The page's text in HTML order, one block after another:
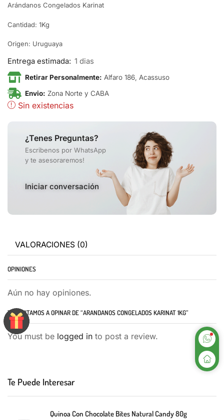
Arándanos Congelados Karinat
Cantidad: 1Kg
Origen: Uruguaya
Entrega estimada: 1 dias
Retirar Personalmente: Alfaro 186, Acassuso
Envio: Zona Norte y CABA
Sin existencias
¿Tenes Preguntas?
Escribenos por WhatsApp
y te asesoraremos!
Iniciar conversación
VALORACIONES (0)
OPINIONES
Aún no hay opiniones.
TE INVITAMOS A OPINAR DE “ARANDANOS CONGELADOS KARINAT 1KG”
You must be logged in to post a review.
Te Puede Interesar
Quinoa Con Chocolate Bites Natural Candy 80g